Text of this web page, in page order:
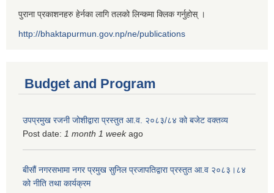
पुराना प्रकाशनहरु हेर्नका लागि तलको लिन्कमा क्लिक गर्नुहोस् ।
http://bhaktapurmun.gov.np/ne/publications
Budget and Program
उपप्रमुख रजनी जोशीद्वारा प्रस्तुत आ.व. २०८३/८४ को बजेट वक्तव्य
Post date: 1 month 1 weekago
बीसौं नगरसभामा नगर प्रमुख सुनिल प्रजापतिद्वारा प्रस्तुत आ.व‍ २०८३।८४
को नीति तथा कार्यक्रम